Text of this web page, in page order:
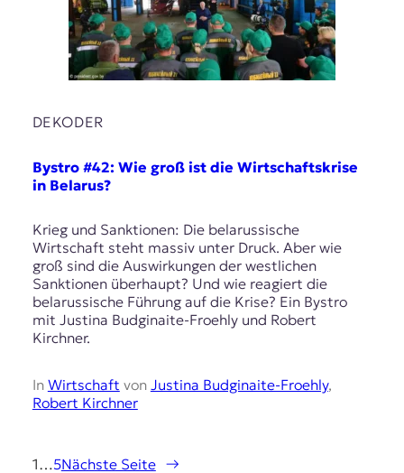
DEKODER
Bystro #42: Wie groß ist die Wirtschaftskrise
in Belarus?
Krieg und Sanktionen: Die belarussische
Wirtschaft steht massiv unter Druck. Aber wie
groß sind die Auswirkungen der westlichen
Sanktionen überhaupt? Und wie reagiert die
belarussische Führung auf die Krise? Ein Bystro
mit Justina Budginaite-Froehly und Robert
Kirchner.
In Wirtschaft von ​Justina Budginaite-Froehly,
Robert Kirchner
1 …5Nächste Seite →